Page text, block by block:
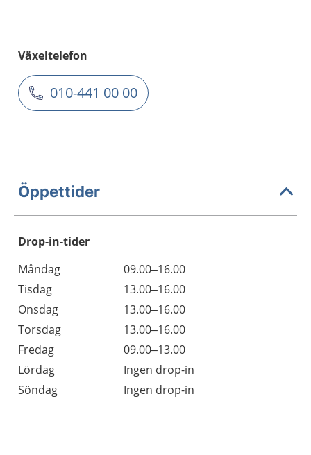
Växeltelefon
010-441 00 00
Öppettider
Drop-in-tider
Måndag
09.00–16.00
Tisdag
13.00–16.00
Onsdag
13.00–16.00
Torsdag
13.00–16.00
Fredag
09.00–13.00
Lördag
Ingen drop-in
Söndag
Ingen drop-in